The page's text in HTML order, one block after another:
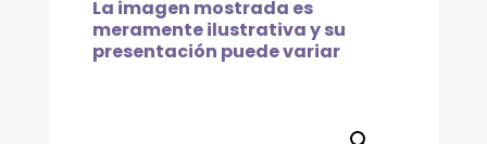
La imagen mostrada es
meramente ilustrativa y su
presentación puede variar